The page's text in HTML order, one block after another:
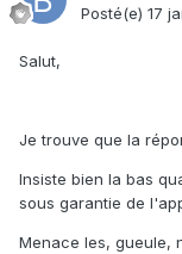
Posté(e) 17
Salut,
Je trouve que la
Insiste bien la bas
sous garantie de
Menace les, gueule,